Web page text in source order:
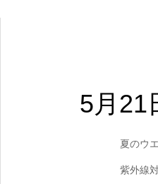
5月21
夏のウ
紫外線